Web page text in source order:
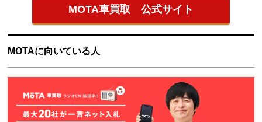
MOTA車買取 公式サイト
MOTAに向いている人